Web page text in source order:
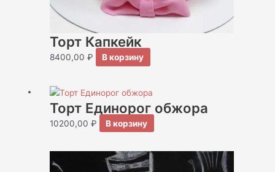
Торт Капкейк
8400,00₽ В корзину
Торт Единорог обжора
10200,00₽ В корзину